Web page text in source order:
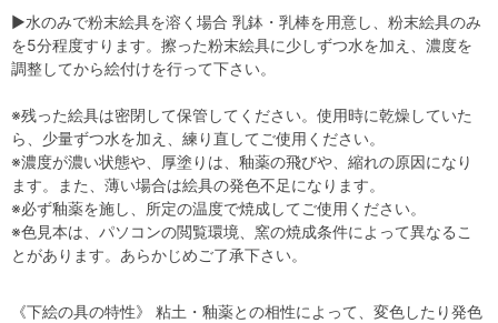
▶水のみで粉末絵具を溶く場合 乳鉢・乳棒を用意し、粉末絵具のみ
を5分程度すります。擦った粉末絵具に少しずつ水を加え、濃度を
調整してから絵付けを行って下さい。
※残った絵具は密閉して保管してください。使用時に乾燥していた
ら、少量ずつ水を加え、練り直してご使用ください。
※濃度が濃い状態や、厚塗りは、釉薬の飛びや、縮れの原因になり
ます。また、薄い場合は絵具の発色不足になります。
※必ず釉薬を施し、所定の温度で焼成してご使用ください。
※色見本は、パソコンの閲覧環境、窯の焼成条件によって異なるこ
とがあります。あらかじめご了承下さい。
《下絵の具の特性》 粘土・釉薬との相性によって、変色したり発色